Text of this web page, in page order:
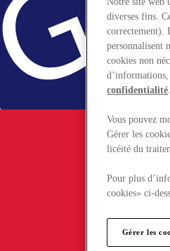
diverses fins.
correctement).
personnalisent
cookies non
confidentialité.
Vous pouvez
Gérer les
licéité du
Pour plus
cookies» ci-
Gérer les